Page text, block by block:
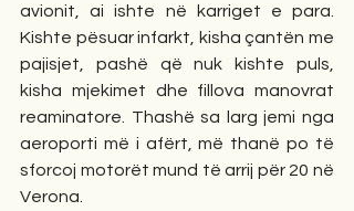
avionit, ai ishte në karriget e para.
Kishte pësuar infarkt, kisha çantën me
pajisjet, pashë që nuk kishte puls,
kisha mjekimet dhe fillova manovrat
reaminatore. Thashë sa larg jemi nga
aeroporti më i afërt, më thanë po të
sforcoj motorët mund të arrij për 20 në
Verona.